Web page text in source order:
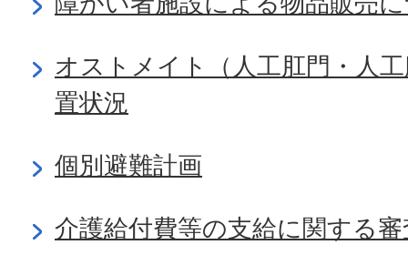
オストメイト（人工肛門・人
置状況
個別避難計画
介護給付費等の支給に関する